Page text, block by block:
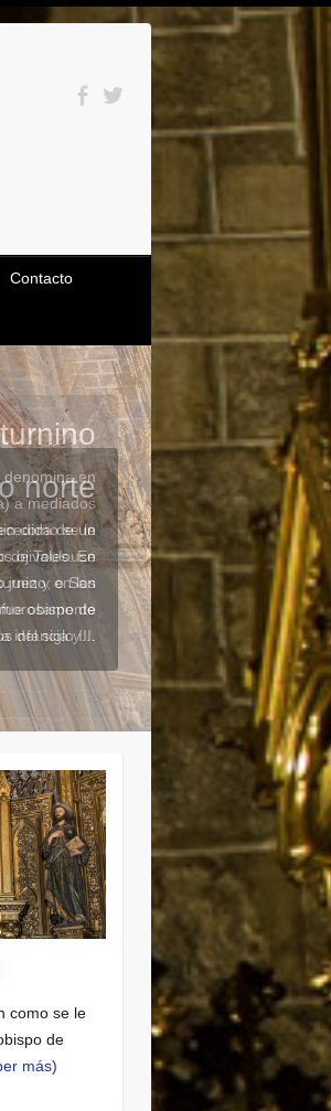
Contacto
en
a mediados
como se le
de Toulouse
o San
obispo de
del siglo III.
como se le
de
más)